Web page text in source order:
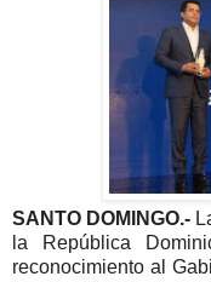
SANTO DOMINGO.-
la República
reconocimiento al